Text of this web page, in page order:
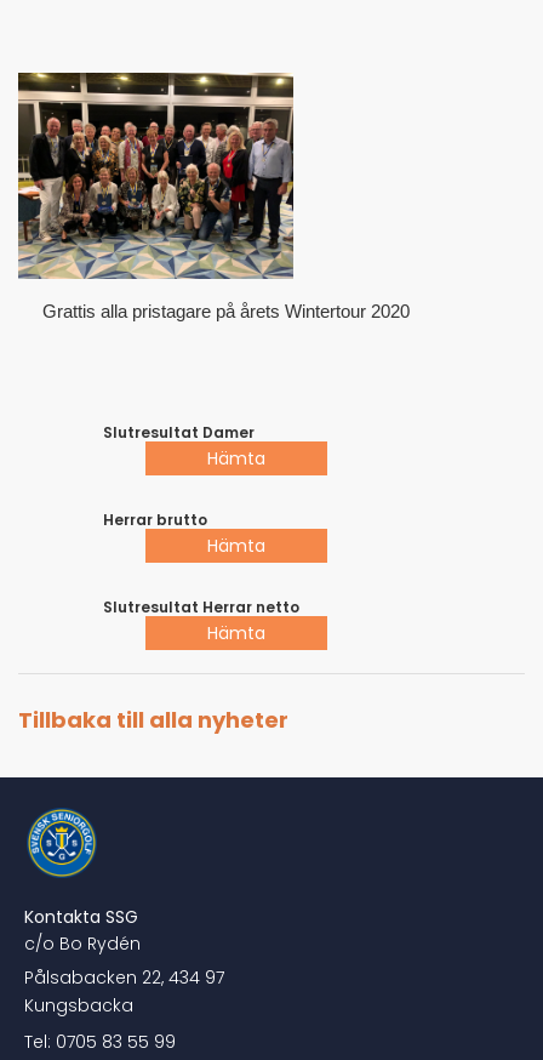
Grattis alla pristagare på årets Wintertour 2020
Slutresultat Damer
Hämta
Herrar brutto
Hämta
Slutresultat Herrar netto
Hämta
Tillbaka till alla nyheter
Kontakta SSG
c/o Bo Rydén
Pålsabacken 22, 434 97
Kungsbacka
Tel: 0705 83 55 99